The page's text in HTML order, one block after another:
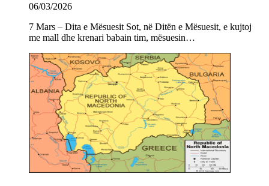
06/03/2026
7 Mars – Dita e Mësuesit Sot, në Ditën e Mësuesit, e kujtoj
me mall dhe krenari babain tim, mësuesin…